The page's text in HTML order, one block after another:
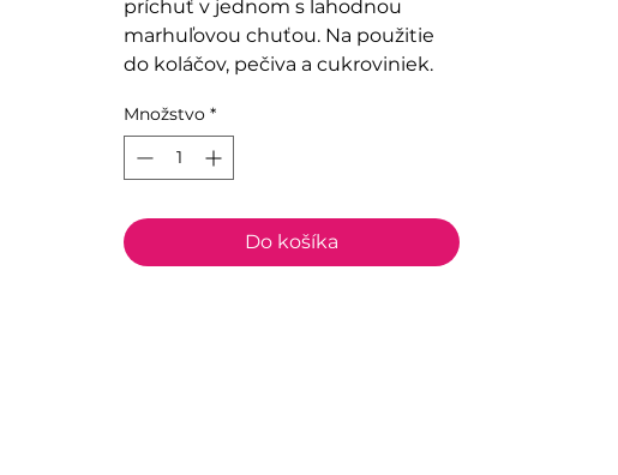
príchuť v jednom s lahodnou
marhuľovou chuťou. Na použitie
do koláčov, pečiva a cukroviniek.
Množstvo *
Do košíka